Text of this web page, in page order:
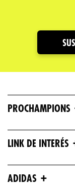
PROCHAMPIONS
LINK DE INTERÉS
ADIDAS +